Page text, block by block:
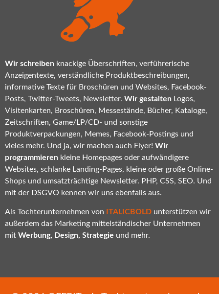
Wir schreiben knackige Überschriften, verführerische
Anzeigentexte, verständliche Produktbeschreibungen,
informative Texte für Broschüren und Websites, Facebook-
Posts, Twitter-Tweets, Newsletter. Wir gestalten Logos,
Visitenkarten, Broschüren, Messestände, Bücher, Kataloge,
Zeitschriften, Game/LP/CD- und sonstige
Produktverpackungen, Memes, Facebook-Postings und
vieles mehr. Und ja, wir machen auch Flyer! Wir
programmieren kleine Homepages oder aufwändigere
Websites, schlanke Landing-Pages, kleine oder große Online-
Shops und umsatzträchtige Newsletter. PHP, CSS, SEO. Und
mit der DSGVO kennen wir uns ebenfalls aus.
Als Tochterunternehmen von ITALICBOLD unterstützen wir
außerdem das Marketing mittelständischer Unternehmen
mit Werbung, Design, Strategie und mehr.